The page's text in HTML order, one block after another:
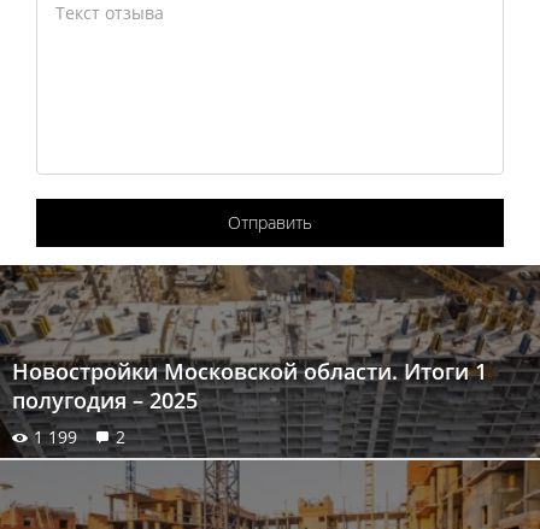
Отправить
Новостройки Московской области. Итоги 1
полугодия – 2025
1 199 2